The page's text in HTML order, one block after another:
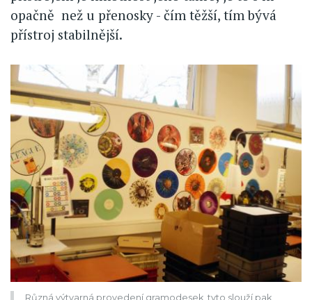
opačně než u přenosky - čím těžší, tím bývá
přístroj stabilnější.
Různá výtvarná provedení gramodesek, tyto slouží pak